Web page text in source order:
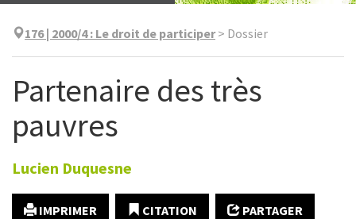
176 | 2000/4: Le droit de participer> Dossier
Partenaire des très
pauvres
Lucien Duquesne
IMPRIMER CITATION PARTAGER